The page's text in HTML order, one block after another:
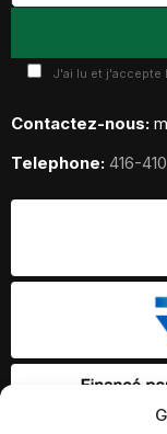
J'ai lu et j'accepte
Contactez-nous:
Telephone: 416-